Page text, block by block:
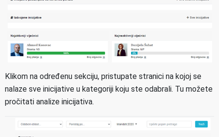
Klikom na određenu sekciju, pristupate stranici na kojoj se
nalaze sve inicijative u kategoriji koju ste odabrali. Tu možete
pročitati analize inicijativa.